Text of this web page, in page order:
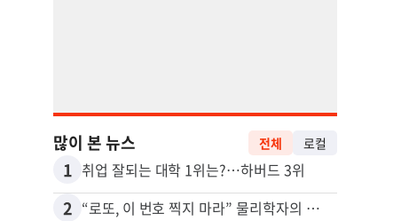
많이 본 뉴스 전체 로컬
1 취업 잘되는 대학 1위는?…하버드 3위
2 “로또, 이 번호 찍지 마라” 물리학자의 당첨금 높이는 비밀